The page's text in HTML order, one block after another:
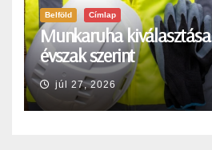
Belföld Címlap
Munkaruha
évszak szerint
júl 27, 2026